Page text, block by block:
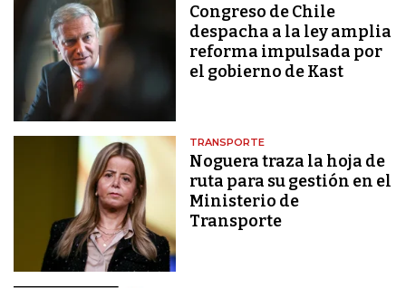
Congreso de Chile
despacha a la ley amplia
reforma impulsada por
el gobierno de Kast
TRANSPORTE
Noguera traza la hoja de
ruta para su gestión en el
Ministerio de
Transporte